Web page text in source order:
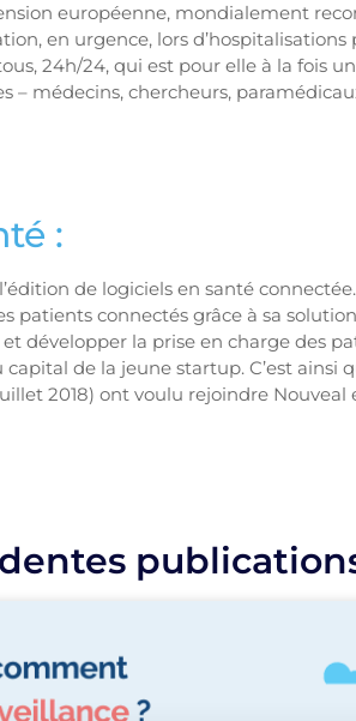
européenne, mondialement
en urgence, lors
24h/24, qui est pour elle à la fois
– médecins, chercheurs,
:
de logiciels en santé
patients connectés grâce à sa
développer la prise en charge des
de la jeune startup. C’est ainsi
2018) ont voulu rejoindre Nouveal